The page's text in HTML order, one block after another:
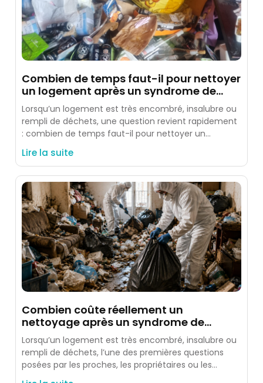
Combien de temps faut-il pour nettoyer
un logement après un syndrome de
Diogène ?
Lorsqu’un logement est très encombré, insalubre ou
rempli de déchets, une question revient rapidement
: combien de temps faut-il pour nettoyer un
logement après un
Lire la suite
Combien coûte réellement un
nettoyage après un syndrome de
Diogène ?
Lorsqu’un logement est très encombré, insalubre ou
rempli de déchets, l’une des premières questions
posées par les proches, les propriétaires ou les
occupants est simple